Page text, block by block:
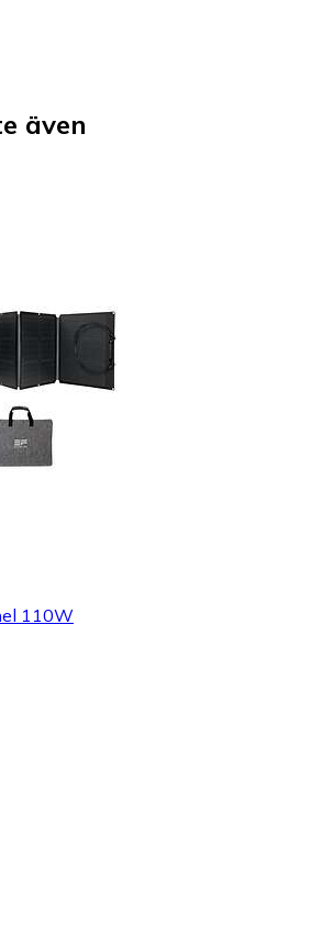
även
110W